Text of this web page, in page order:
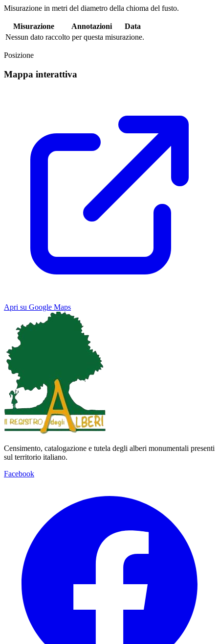
Misurazione in metri del diametro della chioma del fusto.
Misurazione Annotazioni
Data
Nessun dato raccolto per questa misurazione.
Posizione
Mappa interattiva
Apri su Google Maps
Map Satellite
Keyboard shortcuts
Censimento, catalogazione e tutela degli alberi monumentali presenti
sul territorio italiano.
Facebook